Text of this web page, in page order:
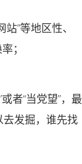
”等地区性、
；
者“当党望”，最
去发掘，谁先找